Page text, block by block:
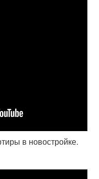
в новостройке.